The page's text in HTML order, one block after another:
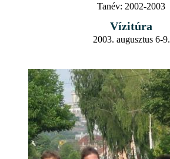
Tanév: 2002-2003
Vízitúra
2003. augusztus 6-9.